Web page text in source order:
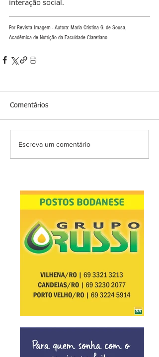
interação social.
Por Revista Imagem - Autora: Maria Cristina G. de Sousa,
Acadêmica de Nutrição da Faculdade Claretiano
Comentários
Escreva um comentário